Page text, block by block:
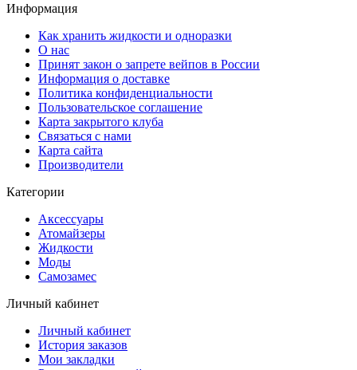
Информация
Как хранить жидкости и одноразки
О нас
Принят закон о запрете вейпов в России
Информация о доставке
Политика конфиденциальности
Пользовательское соглашение
Карта закрытого клуба
Связаться с нами
Карта сайта
Производители
Категории
Аксессуары
Атомайзеры
Жидкости
Моды
Самозамес
Личный кабинет
Личный кабинет
История заказов
Мои закладки